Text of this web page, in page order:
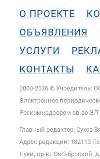
О ПРОЕКТЕ
ОБЪЯВЛЕНИЯ
УСЛУГИ
КОНТАКТЫ
2000-2026 © Учредитель:
Электронное
Роскомнадзором cв-во ЭЛ
Главный редактор: Сухов
Адрес редакции: 182113
Луки, пр-кт Октябрьский,